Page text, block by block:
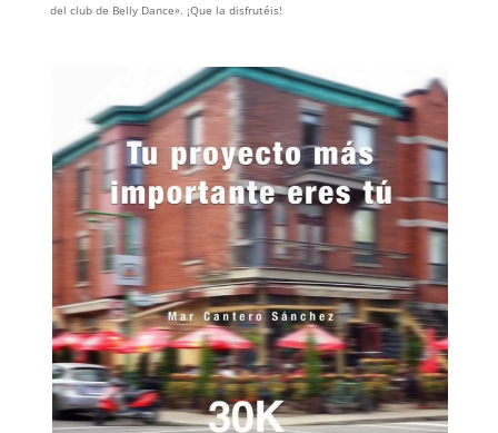
del club de Belly Dance». ¡Que la disfrutéis!